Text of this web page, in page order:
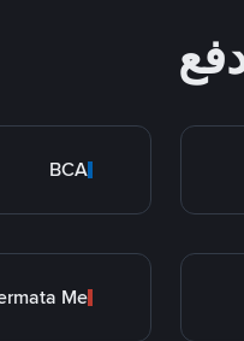
BCA
Me